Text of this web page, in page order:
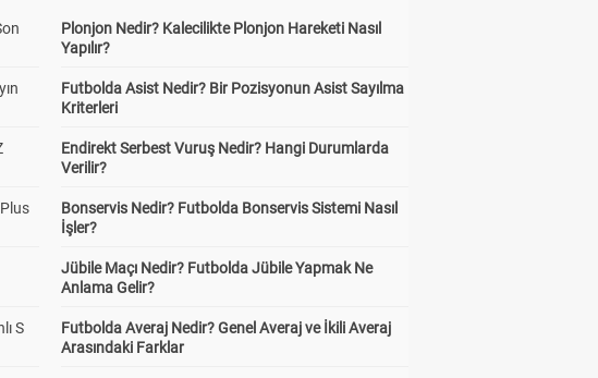
S
Plonjon Nedir? Kalecilikte Plonjon Hareketi Nasıl
Yapılır?
Futbolda Asist Nedir? Bir Pozisyonun Asist Sayılma
Kriterleri
Endirekt Serbest Vuruş Nedir? Hangi Durumlarda
Verilir?
Bonservis Nedir? Futbolda Bonservis Sistemi Nasıl
İşler?
Jübile Maçı Nedir? Futbolda Jübile Yapmak Ne
Anlama Gelir?
Futbolda Averaj Nedir? Genel Averaj ve İkili Averaj
Arasındaki Farklar